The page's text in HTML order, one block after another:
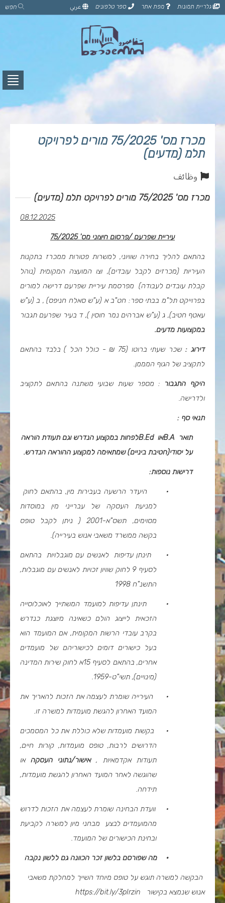
דלג
לתוכן
גלריית תמונות מפת אתר ספר טלפונים عربي חפש
לחץ
מכרז מס' 75/2025 מורים לפרויקט
תלמ (מדעים)
وظائف
מכרז מס' 75/2025 מורים לפרויקט תלמ (מדעים)
08.12.2025
עיריית שפרעם /פרסום חיצוני מס' 75/2025
בהתאם להליך בחירה שוויוני, למשרות פטורות ממכרז בתקנות
העיריות (מכרזים לקבל עובדים), וצו המועצה המקומית (נוהל
קבלת עובדים לעבודה) מפרסמת עיריית שפרעם דרישה למורים
בפרוייקט תל"מ בבתי ספר: חט"ב א (ע"ש סאלח חניפס) , ב )ע"ש
עאטף חטיב), ג (ע"ש אברהים נמר חוסין ), ד בעיר שפרעם תגבור
במקצועות מדעים.
דירוג :
שכר שעתי ברוטו (75 ₪ - כולל הכל ) בלבד בהתאם
לתקציב של הגוף המממן.
היקף התגבור
: מספר שעות שבועי משתנה בהתאם לתקציב
ולדרישה.
תנאי סף :
תואר B.Aאו B.Edלפחות במקצוע הנדרש וגם תעודת הוראה
על יסודי(חטיבת ביניים) שמתאימה למקצוע ההוראה הנדרש.
דרישות נוספות:
·
היעדר הרשעה בעבירות מין, בהתאם לחוק
למניעת העסקה של עברייני מין במוסדות
מסוימים, תשס"א-2001 ( ניתן לקבל טופס
בקשה ממשרד משאבי אנוש בעירייה).
·
תינתן עדיפות לאנשים עם מוגבלויות בהתאם
לסעיף 9 לחוק שוויון זכויות לאנשים עם מוגבלות,
התשנ"ח 1998
·
תינתן עדיפות למועמד המשתייך לאוכלוסייה
הזכאית לייצוג הולם כשאינה מיוצגת כנדרש
בקרב עובדי הרשות המקומית, אם המועמד הוא
בעל כישורים דומים לכישוריהם של מועמדים
אחרים, בהתאם לסעיף 15א לחוק שירות המדינה
(מינויים), תשי"ט-1959.
·
העירייה שומרת לעצמה את הזכות להאריך את
המועד האחרון להגשת מועמדות למשרה זו.
·
בקשות מועמדות שלא כוללת את כל המסמכים
הדרושים לרבות, טופס מועמדות, קורות חיים,
תעודות אקדמאיות ,אישור/נתוני העסקה או
שהוגשה לאחר המועד האחרון להגשת מועמדות,
תידחה.
·
וועדת הבחינה שומרת לעצמה את הזכות לדרוש
מהמועמדים לבצע מבחני מיון למשרה לקביעת
ובחינת הכישורים של המועמד.
· מה שפורסם בלשון זכר הכוונה גם ללשון נקבה
הבקשה למשרה תוגש על טופס מיוחד השייך למחלקת משאבי
אנוש שנמצא בקישור
https://bit.ly/3pIrzin